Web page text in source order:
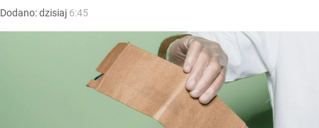
Dodano:dzisiaj 6:45